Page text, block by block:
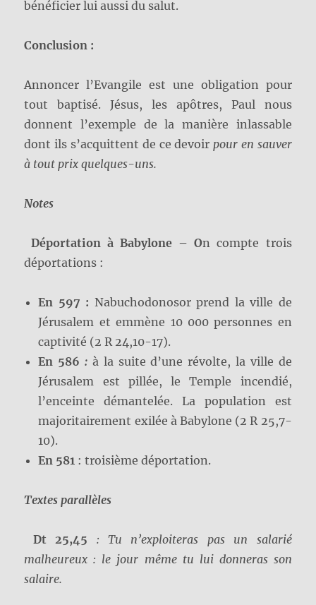
bénéficier lui aussi du salut.
Conclusion :
Annoncer l’Evangile est une obligation pour
tout baptisé. Jésus, les apôtres, Paul nous
donnent l’exemple de la manière inlassable
dont ils s’acquittent de ce devoir pour en sauver
à tout prix quelques-uns.
Notes
Déportation à Babylone – On compte trois
déportations :
En 597 : Nabuchodonosor prend la ville de
Jérusalem et emmène 10 000 personnes en
captivité (2 R 24,10-17).
En 586 : à la suite d’une révolte, la ville de
Jérusalem est pillée, le Temple incendié,
l’enceinte démantelée. La population est
majoritairement exilée à Babylone (2 R 25,7-
10).
En 581 : troisième déportation.
Textes parallèles
Dt 25,45 : Tu n’exploiteras pas un salarié
malheureux : le jour même tu lui donneras son
salaire.